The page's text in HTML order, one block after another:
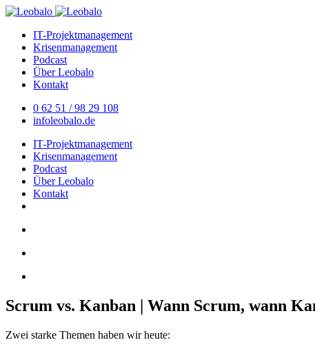
IT-Projektmanagement
Krisenmanagement
Podcast
Über Leobalo
Kontakt
0 62 51 / 98 29 108
info​leobalo.de
IT-Projektmanagement
Krisenmanagement
Podcast
Über Leobalo
Kontakt
Scrum vs. Kanban | Wann Scrum, wann
Zwei starke Themen haben wir heute: